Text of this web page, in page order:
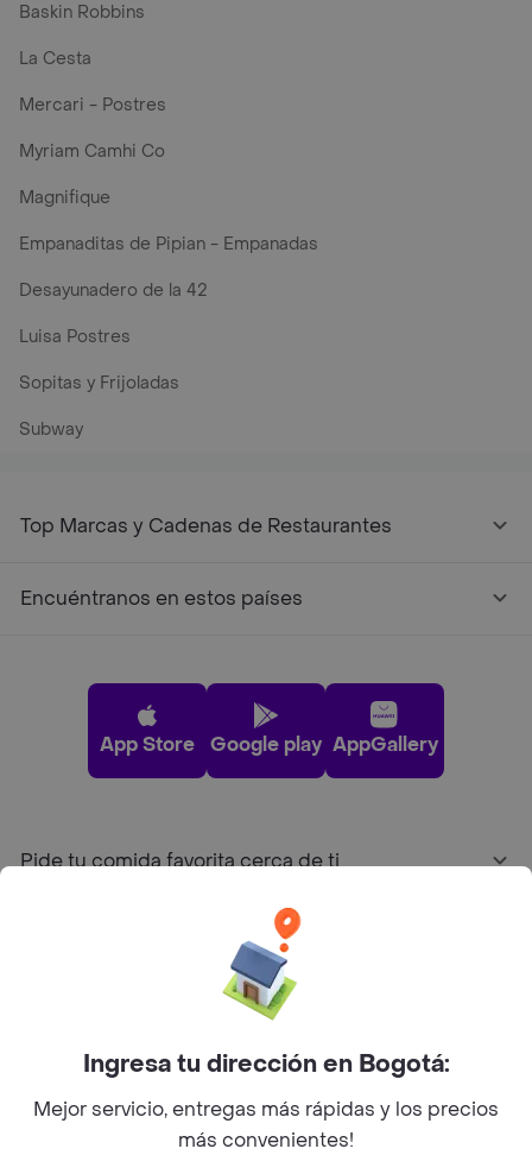
Baskin Robbins
La Cesta
Mercari - Postres
Myriam Camhi Co
Magnifique
Empanaditas de Pipian - Empanadas
Desayunadero de la 42
Luisa Postres
Sopitas y Frijoladas
Subway
Top Marcas y Cadenas de Restaurantes
Encuéntranos en estos países
App Store Google play AppGallery
Pide tu comida favorita cerca de ti
Sobre Rappi
Facebook
Twitter
Instagram
Ingresa tu dirección en Bogotá:
Mejor servicio, entregas más rápidas y los precios
más convenientes!